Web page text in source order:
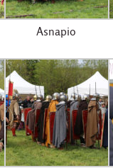
Asnapio